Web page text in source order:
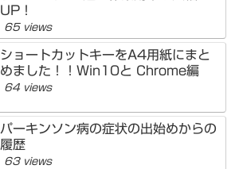
UP！
65 views
ショートカットキーをA4用紙にまと
めました！！Win10と Chrome編
64 views
パーキンソン病の症状の出始めからの
履歴
63 views